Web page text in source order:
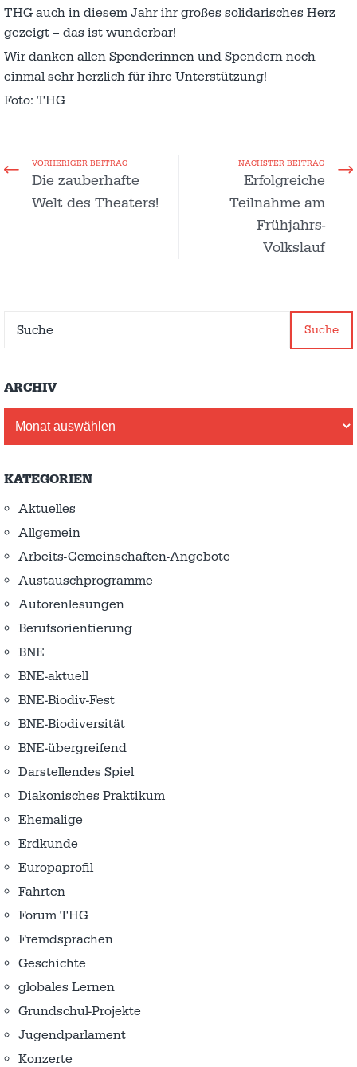
THG auch in diesem Jahr ihr großes solidarisches Herz
gezeigt – das ist wunderbar!
Wir danken allen Spenderinnen und Spendern noch
einmal sehr herzlich für ihre Unterstützung!
Foto: THG
VORHERIGER BEITRAG
Die zauberhafte
Welt des Theaters!
NÄCHSTER BEITRAG
Erfolgreiche
Teilnahme am
Frühjahrs-
Volkslauf
Suche
ARCHIV
KATEGORIEN
Aktuelles
Allgemein
Arbeits-Gemeinschaften-Angebote
Austausch­programme
Autorenlesungen
Berufsorientierung
BNE
BNE-aktuell
BNE-Biodiv-Fest
BNE-Biodiversität
BNE-übergreifend
Darstellendes Spiel
Diakonisches Praktikum
Ehemalige
Erdkunde
Europaprofil
Fahrten
Forum THG
Fremdsprachen
Geschichte
globales Lernen
Grundschul-Projekte
Jugendparlament
Konzerte